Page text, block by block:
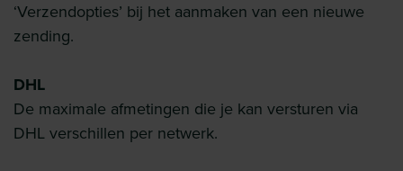
‘Verzendopties’ bij het aanmaken van een nieuwe
zending.
DHL
De maximale afmetingen die je kan versturen via
DHL verschillen per netwerk.